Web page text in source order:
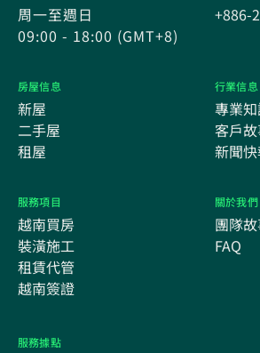
周一至週日
09:00 - 18:00 (GMT+8)
+886-
房屋信息
新屋
二手屋
租屋
行業信息
專業
客戶
新聞
服務項目
越南買房
裝潢施工
租賃代管
越南簽證
關於我們
團隊
FAQ
服務據點